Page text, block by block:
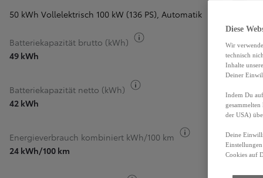
50 kWh Vollelektrisch 100 kW (136 PS), Automatik
Batteriekapazität brutto (kWh)
49 kWh
Batteriekapazität netto (kWh)
42 kWh
Energieverbrauch kombiniert kWh/100 km
Kraftstoff-
24 kWh/100 km
Diese
Wir
technisch
Inhalte
Deiner
Indem Du
der USA)
Deine
Cookies auf